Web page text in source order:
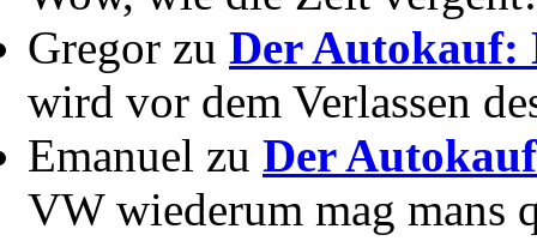
Gregor zu Der Autokauf:
wird vor dem Verlassen
Emanuel zu Der
VW wiederum mag mans